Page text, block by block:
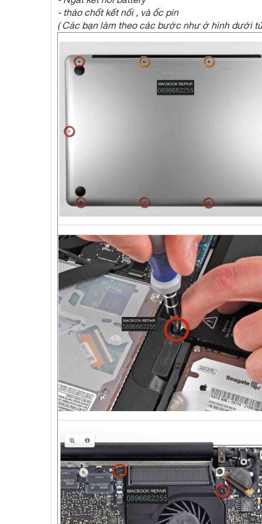
- tháo chốt kết nối , và ốc pin
( Các bạn làm theo các bước như ở hình dưới